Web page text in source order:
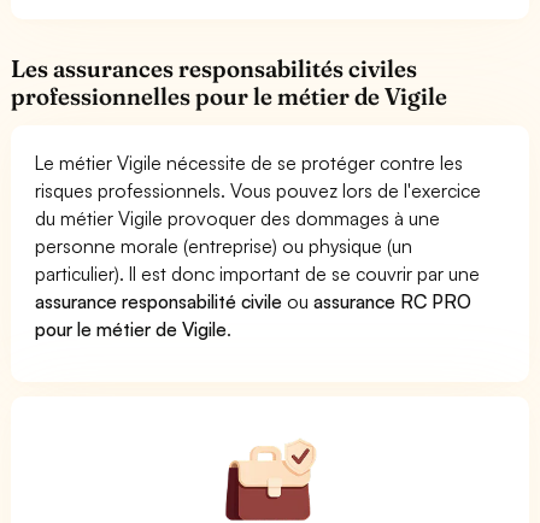
Les assurances responsabilités civiles
professionnelles pour le métier de Vigile
Le métier Vigile nécessite de se protéger contre les
risques professionnels. Vous pouvez lors de l'exercice
du métier Vigile provoquer des dommages à une
personne morale (entreprise) ou physique (un
particulier). Il est donc important de se couvrir par une
assurance responsabilité civile ouassurance RC PRO
pour le métier de Vigile.